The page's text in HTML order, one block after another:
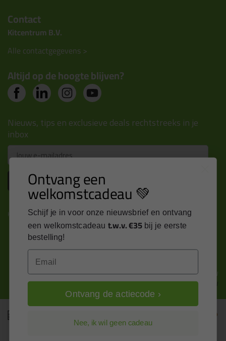
Contact
Kitcentrum B.V.
Alle contactgegevens >
Altijd op de hoogte blijven?
Nieuws, tips en exclusieve deals rechtstreeks in je
inbox
Email
Inschrijven
Kitcentrum is trots op:
Alle prijzen zijn in EURO en excl. 21% BTW
wijzig naar incl. BTW
Ontvang een
welkomstcadeau 💚
Schijf je in voor onze nieuwsbrief en ontvang
een welkomstcadeau t.w.v. €35 bij je eerste
bestelling!
Email
Ontvang de actiecode ›
Nee, ik wil geen cadeau